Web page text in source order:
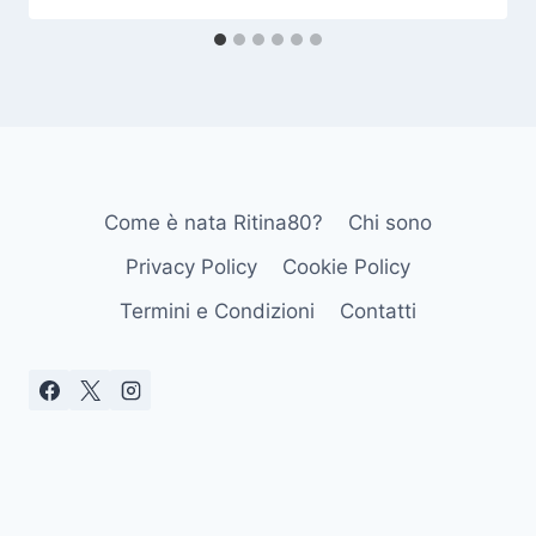
Come è nata Ritina80?
Chi sono
Privacy Policy
Cookie Policy
Termini e Condizioni
Contatti